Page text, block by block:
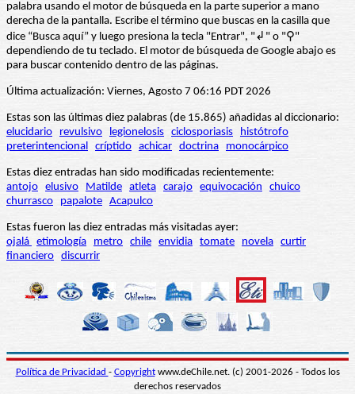
palabra usando el motor de búsqueda en la parte superior a mano
derecha de la pantalla. Escribe el término que buscas en la casilla que
dice “Busca aquí” y luego presiona la tecla "Entrar", "↲" o "⚲"
dependiendo de tu teclado. El motor de búsqueda de Google abajo es
para buscar contenido dentro de las páginas.
Última actualización: Viernes, Agosto 7 06:16 PDT 2026
Estas son las últimas diez palabras (de 15.865) añadidas al diccionario:
elucidario
revulsivo legionelosis ciclosporiasis
histótrofo
preterintencional críptido achicar doctrina monocárpico
Estas diez entradas han sido modificadas recientemente:
antojo elusivo Matilde atleta carajo equivocación
chuico
churrasco
papalote Acapulco
Estas fueron las diez entradas más visitadas ayer:
ojalá etimología metro chile envidia tomate novela curtir
financiero discurrir
Política de Privacidad - Copyrightwww.deChile.net. (c) 2001-2026 - Todos los
derechos reservados